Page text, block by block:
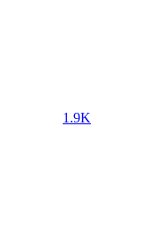
1.9K